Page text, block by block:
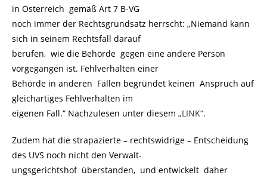
in Österreich gemäß Art 7 B-VG
noch immer der Rechtsgrundsatz herrscht: „Niemand kann
sich in seinem Rechtsfall darauf
berufen, wie die Behörde gegen eine andere Person
vorgegangen ist. Fehlverhalten einer
Behörde in anderen Fällen begründet keinen Anspruch auf
gleichartiges Fehlverhalten im
eigenen Fall.“ Nachzulesen unter diesem „LINK“.
Zudem hat die strapazierte – rechtswidrige – Entscheidung
des UVS noch nicht den Verwalt-
ungsgerichtshof überstanden, und entwickelt daher